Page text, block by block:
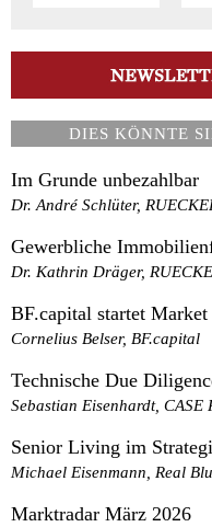
DIES KÖNNTE
Im Grunde unbezahlbar
Dr. André Schlüter,
Gewerbliche
Dr. Kathrin Dräger,
BF.capital startet Market
Cornelius Belser, BF.capital
Technische Due
Sebastian Eisenhardt, CASE
Senior Living im
Michael Eisenmann, Real
Marktradar März 2026